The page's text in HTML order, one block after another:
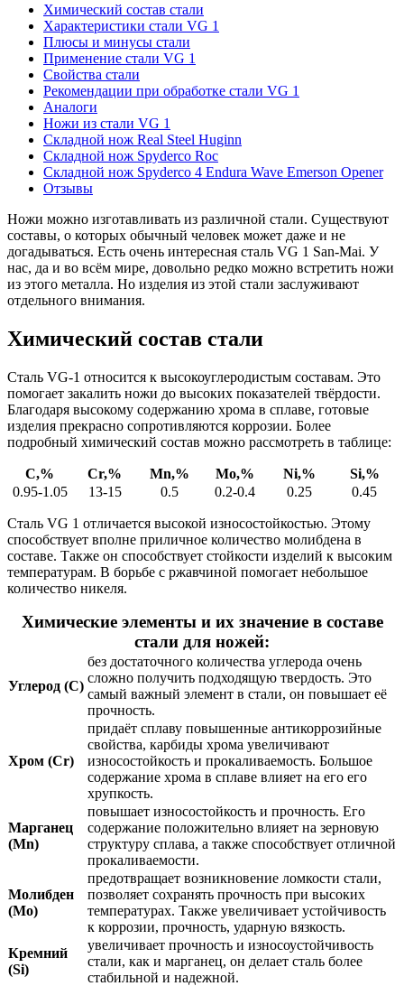
Химический состав стали
Характеристики стали VG 1
Плюсы и минусы стали
Применение стали VG 1
Свойства стали
Рекомендации при обработке стали VG 1
Аналоги
Ножи из стали VG 1
Складной нож Real Steel Huginn
Складной нож Spyderco Roc
Складной нож Spyderco 4 Endura Wave Emerson Opener
Отзывы
Ножи можно изготавливать из различной стали. Существуют
составы, о которых обычный человек может даже и не
догадываться. Есть очень интересная сталь VG 1 San-Mai. У
нас, да и во всём мире, довольно редко можно встретить ножи
из этого металла. Но изделия из этой стали заслуживают
отдельного внимания.
Химический состав стали
Сталь VG-1 относится к высокоуглеродистым составам. Это
помогает закалить ножи до высоких показателей твёрдости.
Благодаря высокому содержанию хрома в сплаве, готовые
изделия прекрасно сопротивляются коррозии. Более
подробный химический состав можно рассмотреть в таблице:
C,% Cr,% Mn,% Mo,% Ni,%
Si,%
0.95-1.05
13-15 0.5 0.2-0.4 0.25 0.45
Сталь VG 1 отличается высокой износостойкостью. Этому
способствует вполне приличное количество молибдена в
составе. Также он способствует стойкости изделий к высоким
температурам. В борьбе с ржавчиной помогает небольшое
количество никеля.
Химические элементы и их значение в составе
стали для ножей:
Углерод (C)
без достаточного количества углерода очень
сложно получить подходящую твердость. Это
самый важный элемент в стали, он повышает её
прочность.
Хром (Cr)
придаёт сплаву повышенные антикоррозийные
свойства, карбиды хрома увеличивают
износостойкость и прокаливаемость. Большое
содержание хрома в сплаве влияет на его его
хрупкость.
Марганец
(Mn)
повышает износостойкость и прочность. Его
содержание положительно влияет на зерновую
структуру сплава, а также способствует отличной
прокаливаемости.
Молибден
(Mo)
предотвращает возникновение ломкости стали,
позволяет сохранять прочность при высоких
температурах. Также увеличивает устойчивость
к коррозии, прочность, ударную вязкость.
Кремний
(Si)
увеличивает прочность и износоустойчивость
стали, как и марганец, он делает сталь более
стабильной и надежной.